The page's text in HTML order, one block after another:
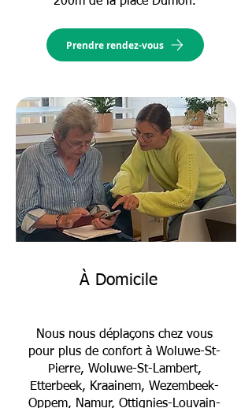
Prendre rendez-vous
À Domicile
Nous nous déplaçons chez vous
pour plus de confort à Woluwe-St-
Pierre, Woluwe-St-Lambert,
Etterbeek, Kraainem, Wezembeek-
Oppem, Namur, Ottignies-Louvain-